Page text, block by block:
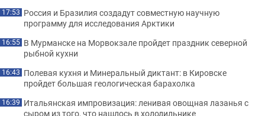
17:53 Россия и Бразилия создадут совместную научную
программу для исследования Арктики
16:55 В Мурманске на Морвокзале пройдет праздник северной
рыбной кухни
16:43 Полевая кухня и Минеральный диктант: в Кировске
пройдет большая геологическая барахолка
16:39 Итальянская импровизация: ленивая овощная лазанья с
сыром из того, что нашлось в холодильнике